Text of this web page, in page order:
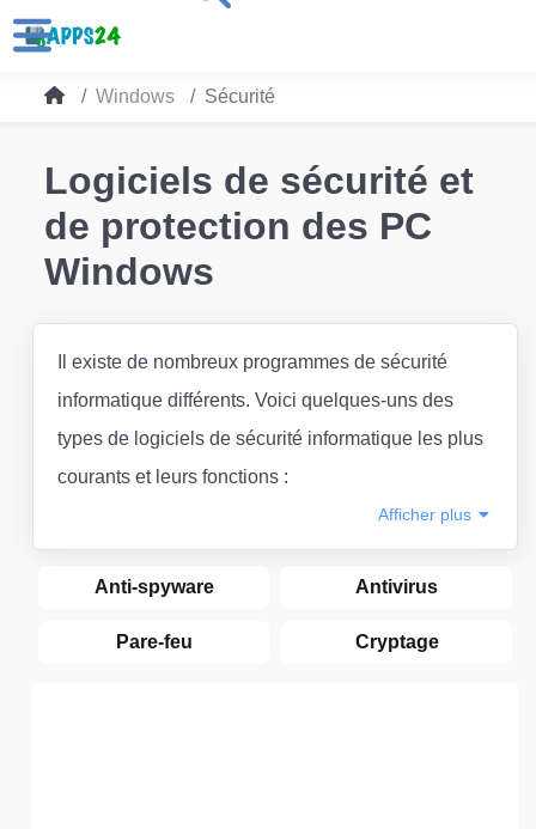
Windows Sécurité
Logiciels de sécurité et
de protection des PC
Windows
Il existe de nombreux programmes de sécurité
informatique différents. Voici quelques-uns des
types de logiciels de sécurité informatique les plus
courants et leurs fonctions :
Afficher plus
Anti-spyware Antivirus
Pare-feu Cryptage